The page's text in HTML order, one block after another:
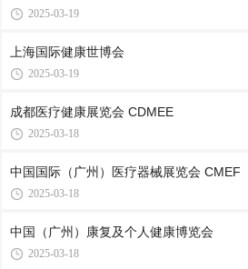
2025-03-19
上海国际健康世博会
2025-03-19
成都医疗健康展览会 CDMEE
2025-03-18
中国国际（广州）医疗器械展览会 CMEF
2025-03-18
中国（广州）康复及个人健康博览会
2025-03-18